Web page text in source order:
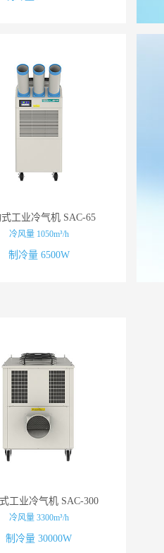
工业冷气机 SAC-65
冷风量 1050m³/h
制冷量 6500W
工业冷气机 SAC-300
冷风量 3300m³/h
制冷量 30000W